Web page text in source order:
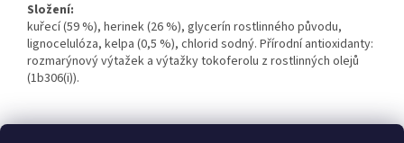
Složení:
kuřecí (59 %), herinek (26 %), glycerín rostlinného původu,
lignocelulóza, kelpa (0,5 %), chlorid sodný. Přírodní antioxidanty:
rozmarýnový výtažek a výtažky tokoferolu z rostlinných olejů
(1b306(i)).